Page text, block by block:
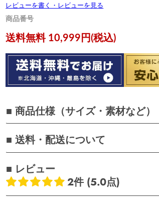
レビューを書く・レビューを見る
商品番号
現在の価格
送料無料 10,999円(税込)
■ 商品仕様（サイズ・素材など）
■ 送料・配送について
■ レビュー
2件 (5.0点)